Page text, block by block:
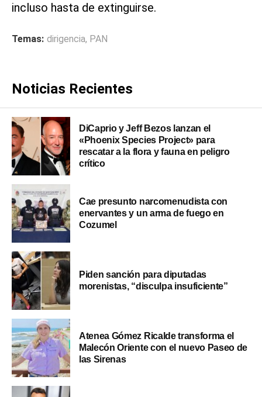
incluso hasta de extinguirse.
Temas: dirigencia, PAN
Noticias Recientes
DiCaprio y Jeff Bezos lanzan el
«Phoenix Species Project» para
rescatar a la flora y fauna en peligro
crítico
Cae presunto narcomenudista con
enervantes y un arma de fuego en
Cozumel
Piden sanción para diputadas
morenistas, “disculpa insuficiente”
Atenea Gómez Ricalde transforma el
Malecón Oriente con el nuevo Paseo de
las Sirenas